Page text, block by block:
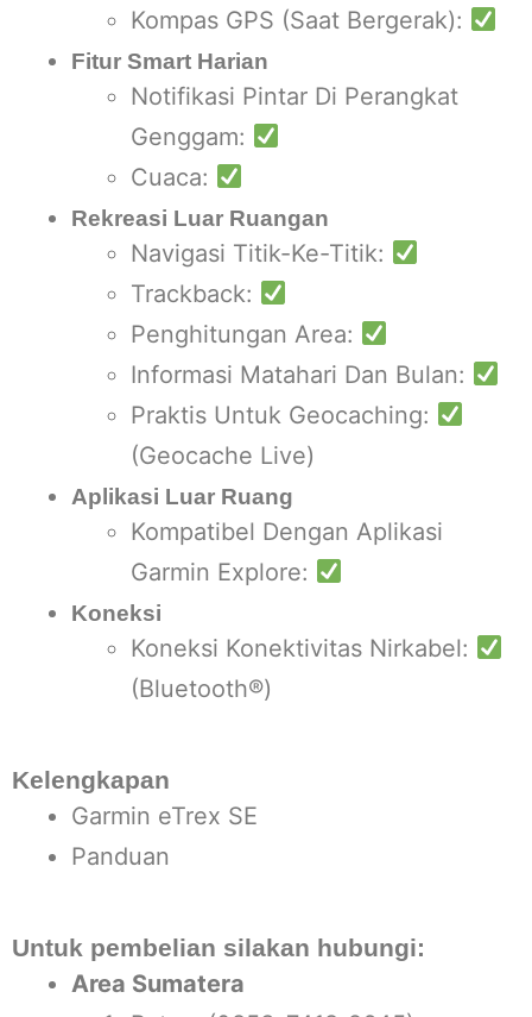
Kompas GPS (Saat Bergerak):
Fitur Smart Harian
Notifikasi Pintar Di Perangkat
Genggam:
Cuaca:
Rekreasi Luar Ruangan
Navigasi Titik-Ke-Titik:
Trackback:
Penghitungan Area:
Informasi Matahari Dan Bulan:
Praktis Untuk Geocaching:
(Geocache Live)
Aplikasi Luar Ruang
Kompatibel Dengan Aplikasi
Garmin Explore:
Koneksi
Koneksi Konektivitas Nirkabel:
(Bluetooth®)
Kelengkapan
Garmin eTrex SE
Panduan
Untuk pembelian silakan hubungi:
Area Sumatera